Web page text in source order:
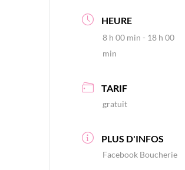
HEURE
8 h 00 min - 18 h 00
min
TARIF
gratuit
PLUS D'INFOS
Facebook Boucherie